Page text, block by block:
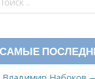
САМЫЕ